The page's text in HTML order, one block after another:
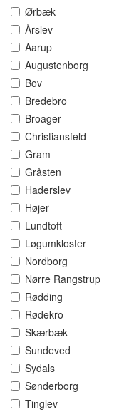
Ørbæk
Årslev
Aarup
Augustenborg
Bov
Bredebro
Broager
Christiansfeld
Gram
Gråsten
Haderslev
Højer
Lundtoft
Løgumkloster
Nordborg
Nørre Rangstrup
Rødding
Rødekro
Skærbæk
Sundeved
Sydals
Sønderborg
Tinglev